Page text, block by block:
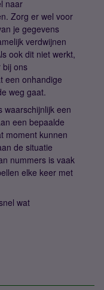
naar
Zorg er wel voor
je gegevens
verdwijnen
ook dit niet werkt,
bij ons
een onhandige
weg gaat.
waarschijnlijk een
een bepaalde
moment kunnen
de situatie
nummers is vaak
elke keer met
wat